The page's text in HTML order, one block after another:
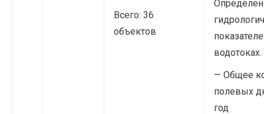
Всего: 36
объектов
водотоках.
— Общее
полевых
год